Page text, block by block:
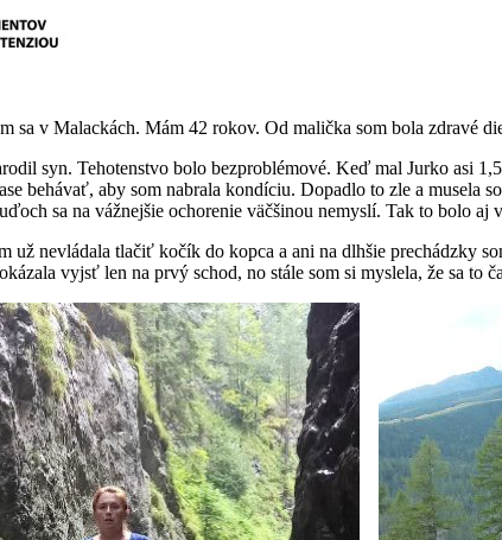
sa v Malackách. Mám 42 rokov. Od malička som bola zdravé
syn. Tehotenstvo bolo bezproblémové. Keď mal Jurko asi
behávať, aby som nabrala kondíciu. Dopadlo to zle a musela
sa na vážnejšie ochorenie väčšinou nemyslí. Tak to bolo
už nevládala tlačiť kočík do kopca a ani na dlhšie prechádzky
vyjsť len na prvý schod, no stále som si myslela, že sa to